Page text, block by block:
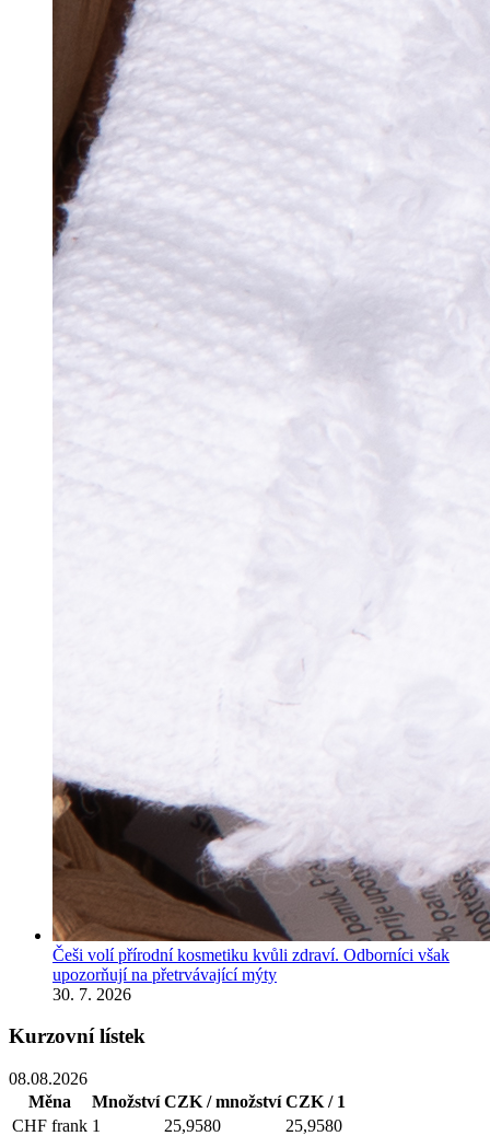
Češi volí přírodní kosmetiku kvůli zdraví. Odborníci však
upozorňují na přetrvávající mýty
30. 7. 2026
Kurzovní lístek
08.08.2026
Měna
Množství CZK / množství CZK / 1
CHF frank 1 25,9580
25,9580